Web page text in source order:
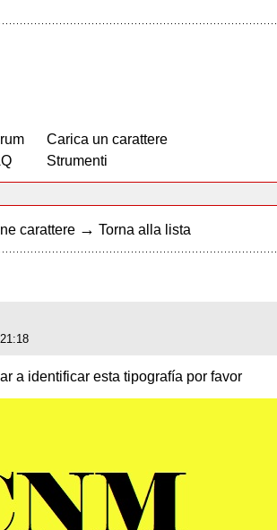
Carica un carattere
Strumenti
carattere → Torna alla lista
a identificar esta tipografía por favor